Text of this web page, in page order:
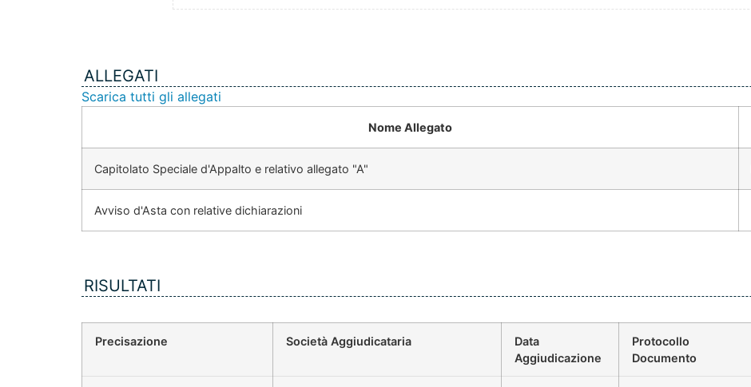
ALLEGATI
Scarica tutti gli allegati
Nome Allegato
Capitolato Speciale d'Appalto e relativo allegato "A"
Avviso d'Asta con relative dichiarazioni
RISULTATI
Precisazione Società Aggiudicataria
Data
Aggiudicazione
Protocollo
Documento